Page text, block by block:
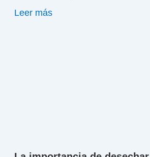
Leer más